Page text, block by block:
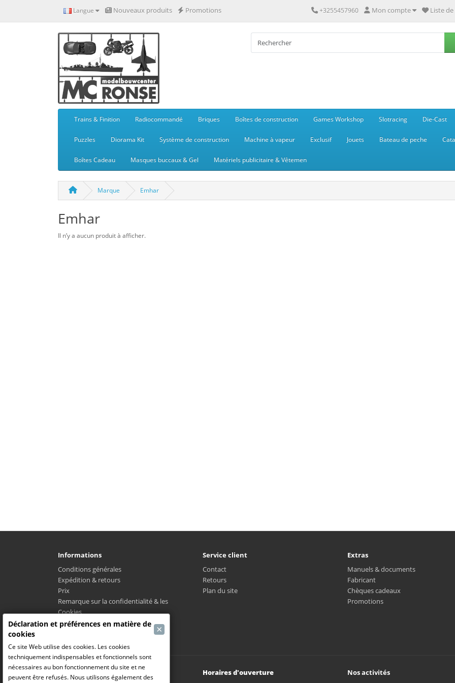
Langue Nouveaux produits Promotions +3255457960 Mon compte Liste
Trains & Finition Radiocommandé Briques Boîtes de construction Games Workshop Slotracing Die-Cast
Puzzles Diorama Kit Système de construction Machine à vapeur Exclusif Jouets Bateau de peche
Boîtes Cadeau Masques buccaux & Gel Matériels publicitaire & Vêtemen
Marque Emhar
Emhar
Il n’y a aucun produit à afficher.
Informations
Conditions générales
Expédition & retours
Prix
Remarque sur la confidentialité & les
Cookies
LPMC
Service client
Contact
Retours
Plan du site
Extras
Manuels & documents
Fabricant
Chèques cadeaux
Promotions
Modelbouw Dekeyser B.V. Horaires d'ouverture
Nos activités
Déclaration et préférences en matière de
cookies
×
Ce site Web utilise des cookies. Les cookies
techniquement indispensables et fonctionnels sont
nécessaires au bon fonctionnement du site et ne
peuvent être refusés. Nous utilisons également des